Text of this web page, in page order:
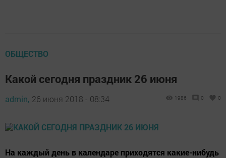
ОБЩЕСТВО
Какой сегодня праздник 26 июня
admin, 26 июня 2018 - 08:34 1986 0 0
На каждый день в календаре приходятся какие-нибудь